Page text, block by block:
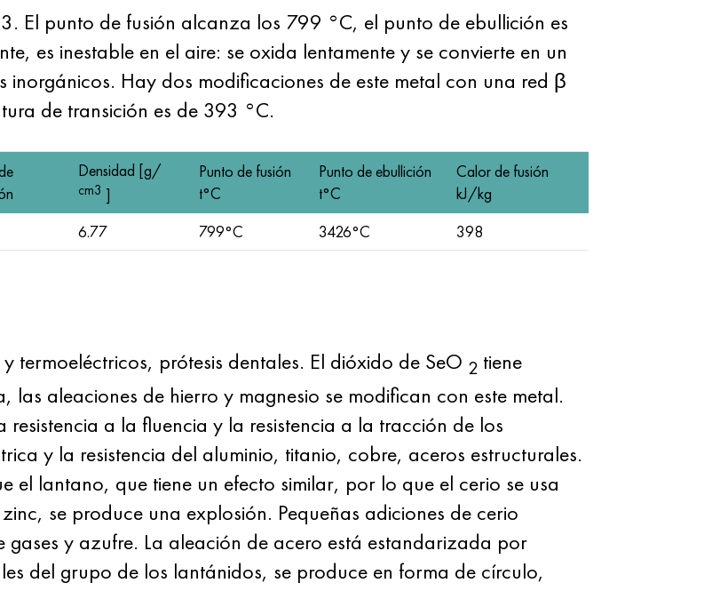
El punto de fusión alcanza los 799 °C, el punto de ebullición es
es inestable en el aire: se oxida lentamente y se convierte en un
Hay dos modificaciones de este metal con una red β
de transición es de 393 °C.
Densidad [g/
cm3 ]
Punto de fusión
t°С
Punto de ebullición
t°С
Calor de fusión
kJ/kg
6.77 799°С 3426°С 398
termoeléctricos, prótesis dentales. El dióxido de SeO 2tiene
aleaciones de hierro y magnesio se modifican con este metal.
a la fluencia y la resistencia a la tracción de los
y la resistencia del aluminio, titanio, cobre, aceros estructurales.
el lantano, que tiene un efecto similar, por lo que el cerio se usa
se produce una explosión. Pequeñas adiciones de cerio
y azufre. La aleación de acero está estandarizada por
del grupo de los lantánidos, se produce en forma de círculo,